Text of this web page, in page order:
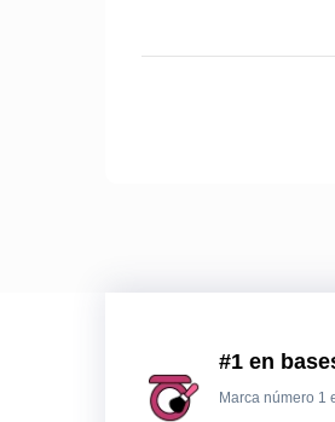
#1 en
Marca número 1